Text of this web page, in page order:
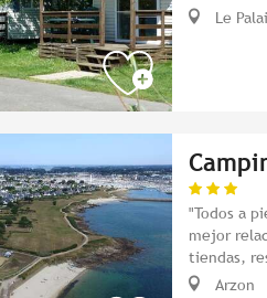
Le
"Todos a
mejor
tiendas,
Arzon